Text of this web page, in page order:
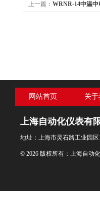
上一篇： WRNR-14中温
网站首页 关
上海自动化仪表有
地址：上海市灵石路工业园区
© 2026 版权所有：上海自动